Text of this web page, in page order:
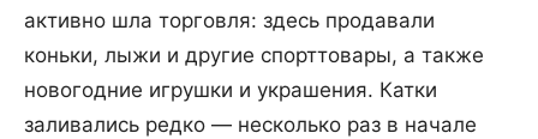
активно шла торговля: здесь продавали
коньки, лыжи и другие спорттовары, а также
новогодние игрушки и украшения. Катки
заливались редко — несколько раз в начале